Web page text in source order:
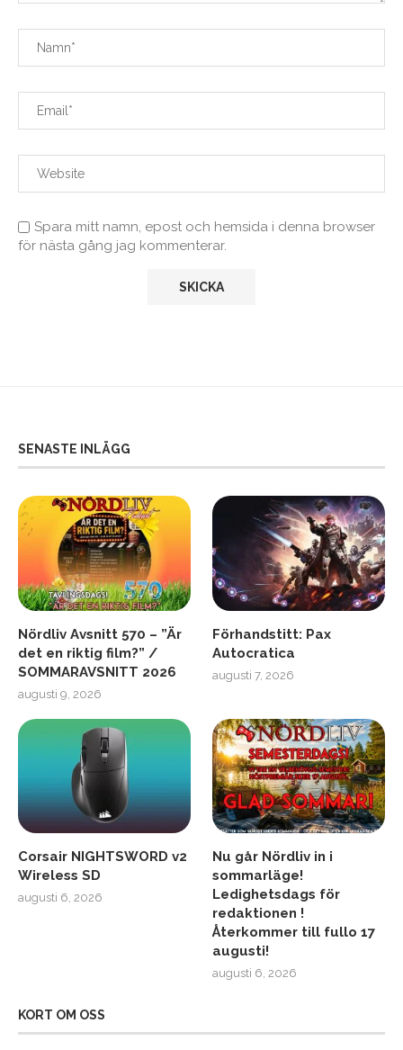
Spara mitt namn, epost och hemsida i denna browser
för nästa gång jag kommenterar.
SENASTE INLÄGG
Nördliv Avsnitt 570 – ”Är
det en riktig film?” /
SOMMARAVSNITT 2026
augusti 9, 2026
Förhandstitt: Pax
Autocratica
augusti 7, 2026
Corsair NIGHTSWORD v2
Wireless SD
augusti 6, 2026
Nu går Nördliv in i
sommarläge!
Ledighetsdags för
redaktionen !
Återkommer till fullo 17
augusti!
augusti 6, 2026
KORT OM OSS